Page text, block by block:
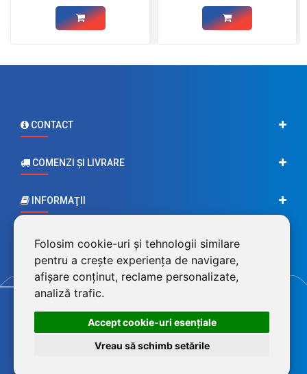
Folosim cookie-uri și tehnologii similare
pentru a crește experiența de navigare,
afișare conținut, reclame personalizate,
analiză trafic.
Accept cookie-uri esenţiale
Vreau să schimb setările
CONTACT
COMENZI ŞI LIVRARE
INFORMAŢII
CONTUL MEU
©2026 BluPower® marcă înregistrată a FEROTECH DISTRIBUTION SRL,